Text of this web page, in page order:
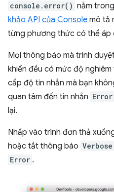
console.error() nằm
khảo API của Console mô tả
từng phương thức có thể áp
Mọi thông báo mà trình
khiển đều có mức độ
cấp độ tin nhắn mà bạn
quan tâm đến tin nhắn Error
lại.
Nhấp vào trình đơn thả
hoặc tắt thông báo Verbose
Error .